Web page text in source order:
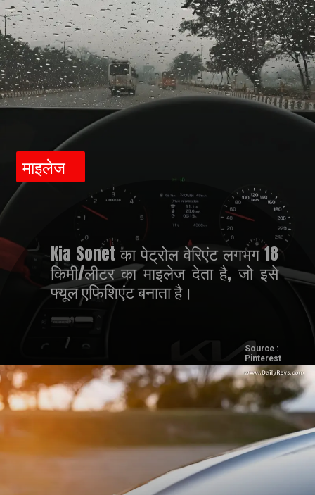
Kia Sonet का पेट्रोल वेरिएंट लगभग 18
किमी/लीटर का माइलेज देता है, जो इसे
फ्यूल एफिशिएंट बनाता है।
माइलेज
Source :
Pinterest